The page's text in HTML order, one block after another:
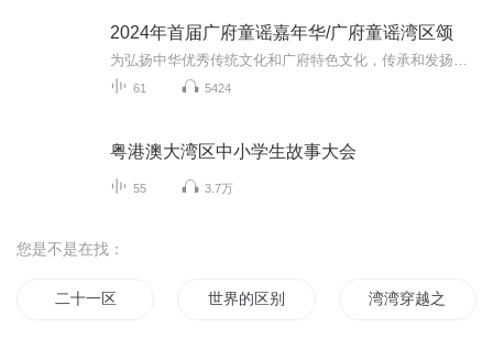
2024年首届广府童谣嘉年华/广府童谣湾区颂
61 5424
粤港澳大湾区中小学生故事大会
55 3.7万
您是不是在找：
二十一区 世界的区别对待 湾湾穿越之媚如眼